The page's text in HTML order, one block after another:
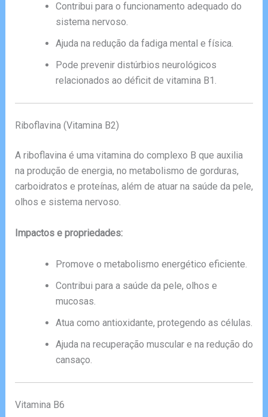
Contribui para o funcionamento adequado do
sistema nervoso.
Ajuda na redução da fadiga mental e física.
Pode prevenir distúrbios neurológicos
relacionados ao déficit de vitamina B1.
Riboflavina (Vitamina B2)
A riboflavina é uma vitamina do complexo B que auxilia
na produção de energia, no metabolismo de gorduras,
carboidratos e proteínas, além de atuar na saúde da pele,
olhos e sistema nervoso.
Impactos e propriedades:
Promove o metabolismo energético eficiente.
Contribui para a saúde da pele, olhos e
mucosas.
Atua como antioxidante, protegendo as células.
Ajuda na recuperação muscular e na redução do
cansaço.
Vitamina B6